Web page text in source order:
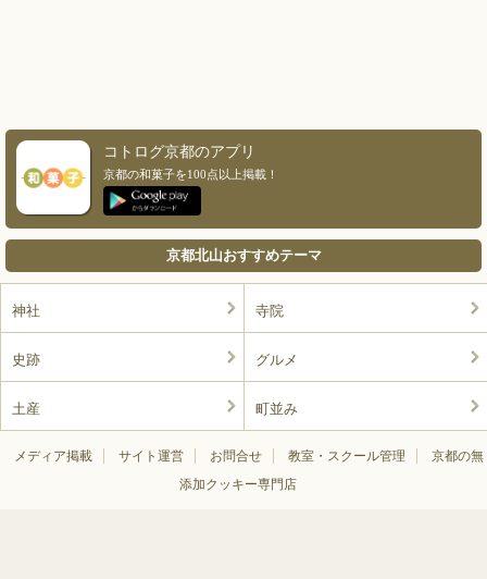
コトログ京都のアプリ
京都の和菓子を100点以上掲載！
京都北山おすすめテーマ
神社 寺院
史跡 グルメ
土産 町並み
メディア掲載 サイト運営 お問合せ 教室・スクール管理
京都の無
添加クッキー専門店